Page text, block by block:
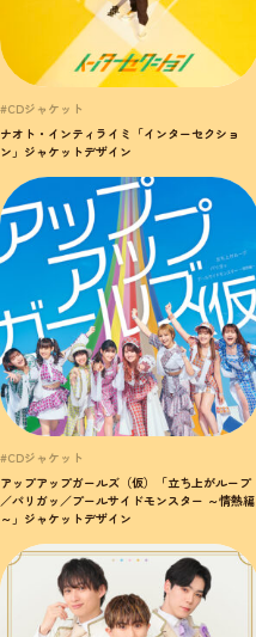
#CDジャケット
ナオト・インティライミ「インターセクショ
ン」ジャケットデザイン
#CDジャケット
アップアップガールズ（仮）「立ち上がループ
／パリガッ／プールサイドモンスター ～情熱編
～」ジャケットデザイン